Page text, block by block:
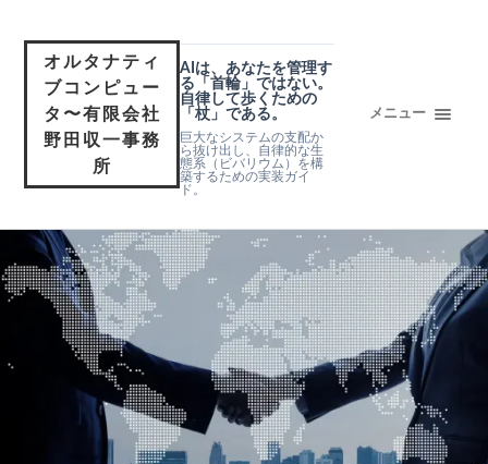
オルタナティ
ブコンピュー
タ〜有限会社
野田収一事務
所
AIは、あなたを管理す
る「首輪」ではない。
自律して歩くための
「杖」である。
巨大なシステムの支配か
ら抜け出し、自律的な生
態系（ビバリウム）を構
築するための実装ガイ
ド。
メニュー